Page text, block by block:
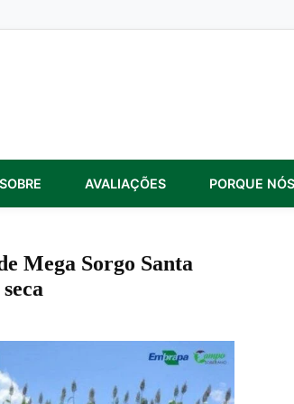
SOBRE AVALIAÇÕES PORQUE NÓS
Mega Sorgo Santa